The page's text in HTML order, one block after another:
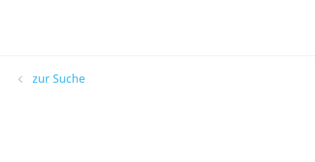
zur Suche